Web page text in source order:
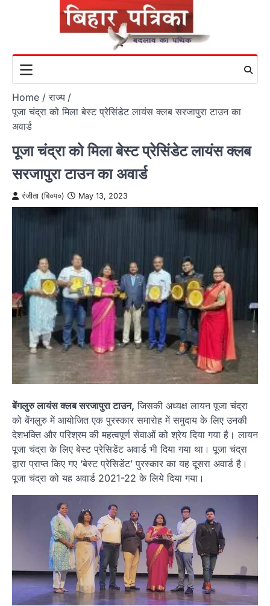
Home
राज्य
पूजा चंद्रा को मिला बेस्ट प्रेसिंडेट लायंस क्लब सरजापुरा टाउन का
अवार्ड
पूजा चंद्रा को मिला बेस्ट प्रेसिंडेट लायंस क्लब
सरजापुरा टाउन का अवार्ड
रंजीता (बि०प०) May 13, 2023
बेंगलुरु लायंस क्लब सरजापुरा टाउन, जिसकी अध्यक्ष लायन पूजा चंद्रा
को बेंगलुरु में आयोजित एक पुरस्कार समारोह में समुदाय के लिए उनकी
देशभक्ति और परिश्रम की महत्वपूर्ण सेवाओं को श्रेय दिया गया है। लायन
पूजा चंद्रा के लिए बेस्ट प्रेसिडेंट अवार्ड भी दिया गया था। पूजा चंद्रा
द्वारा प्राप्त किए गए ‘बेस्ट प्रेसिडेंट’ पुरस्कार का यह दूसरा अवार्ड है।
पूजा चंद्रा को यह अवार्ड 2021-22 के लिये दिया गया।